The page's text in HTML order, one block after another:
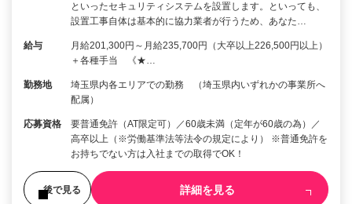
といったセキュリティシステムを設置します。といっても、
設置工事自体は基本的に協力業者が行うため、あなた…
給与
月給201,300円～月給235,700円（大卒以上226,500円以上）
＋各種手当 《★…
勤務地
埼玉県内各エリアでの勤務 （埼玉県内いずれかの事業所へ
配属）
応募資格
要普通免許（AT限定可）／60歳未満（定年が60歳の為）／
高卒以上（※労働基準法等法令の規定により） ※普通免許を
お持ちでない方は入社までの取得でOK！
後で見る 詳細を見る